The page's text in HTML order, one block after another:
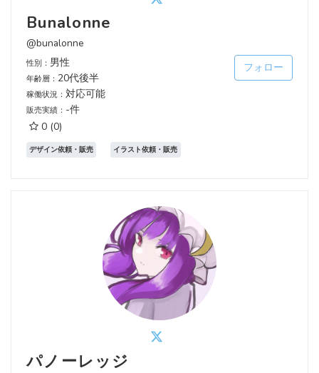
Bunalonne
@bunalonne
性別： 男性
年齢層： 20代後半
稼働状況： 対応可能
販売実績： -件
0 (0)
フォロー
デザイン依頼・販売 イラスト依頼・販売
パノーレッジ